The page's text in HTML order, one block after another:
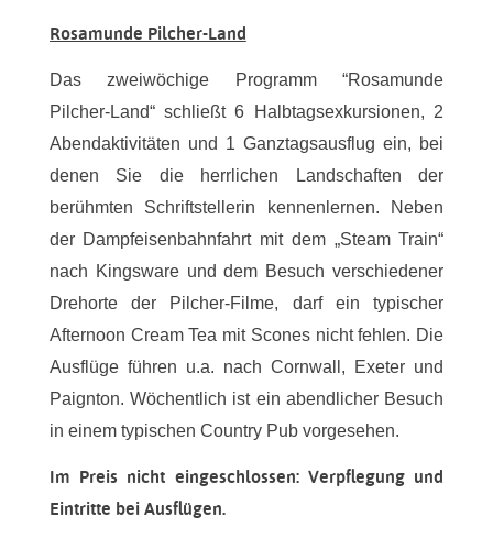
Rosamunde Pilcher-Land
Das zweiwöchige Programm “Rosamunde
Pilcher-Land“ schließt 6 Halbtagsexkursionen, 2
Abendaktivitäten und 1 Ganztagsausflug ein, bei
denen Sie die herrlichen Landschaften der
berühmten Schriftstellerin kennenlernen. Neben
der Dampfeisenbahnfahrt mit dem „Steam Train“
nach Kingsware und dem Besuch verschiedener
Drehorte der Pilcher-Filme, darf ein typischer
Afternoon Cream Tea mit Scones nicht fehlen. Die
Ausflüge führen u.a. nach Cornwall, Exeter und
Paignton. Wöchentlich ist ein abendlicher Besuch
in einem typischen Country Pub vorgesehen.
Im Preis nicht eingeschlossen: Verpflegung und
Eintritte bei Ausflügen.